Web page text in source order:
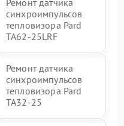
Ремонт датчика
синхроимпульсов
тепловизора Pard
TA62-25LRF
Ремонт датчика
синхроимпульсов
тепловизора Pard
TA32-25